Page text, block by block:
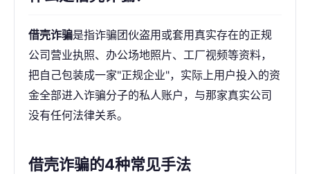
借壳诈骗是指诈骗团伙盗用或套用真实存在的正规
公司营业执照、办公场地照片、工厂视频等资料，
把自己包装成一家"正规企业"，实际上用户投入的资
金全部进入诈骗分子的私人账户，与那家真实公司
没有任何法律关系。
借壳诈骗的4种常见手法